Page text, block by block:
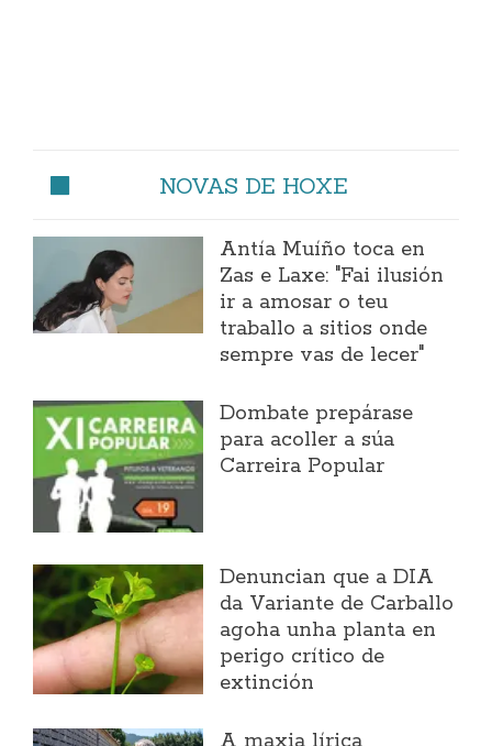
NOVAS DE HOXE
Antía Muíño toca en
Zas e Laxe: "Fai ilusión
ir a amosar o teu
traballo a sitios onde
sempre vas de lecer"
Dombate prepárase
para acoller a súa
Carreira Popular
Denuncian que a DIA
da Variante de Carballo
agoha unha planta en
perigo crítico de
extinción